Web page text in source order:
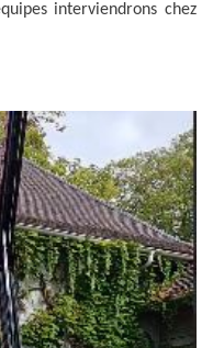
interviendrons chez